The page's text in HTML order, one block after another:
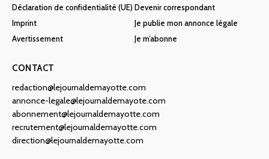
Déclaration de confidentialité (UE)
Imprint
Avertissement
Devenir correspondant
Je publie mon annonce légale
Je m’abonne
CONTACT
redaction@lejournaldemayotte.com
annonce-legale@lejournaldemayote.com
abonnement@lejournaldemayotte.com
recrutement@lejournaldemayotte.com
direction@lejournaldemayotte.com